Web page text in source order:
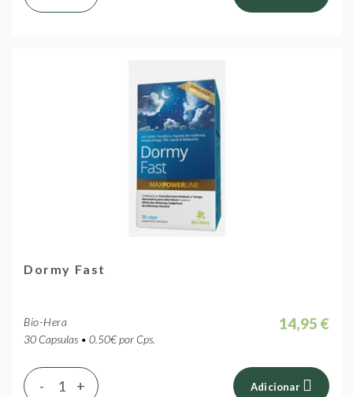
Dormy Fast
Bio-Hera
30 Capsulas • 0.50€ por Cps.
14,95 €
+
- Adicionar